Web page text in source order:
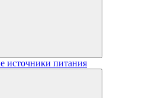
источники питания